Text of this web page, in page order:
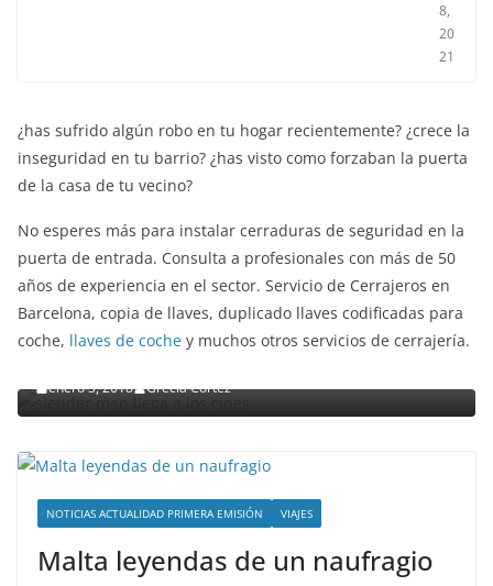
8,
20
21
¿has sufrido algún robo en tu hogar recientemente? ¿crece la
inseguridad en tu barrio? ¿has visto como forzaban la puerta
de la casa de tu vecino?
No esperes más para instalar cerraduras de seguridad en la
puerta de entrada. Consulta a profesionales con más de 50
años de experiencia en el sector. Servicio de Cerrajeros en
Barcelona, copia de llaves, duplicado llaves codificadas para
coche, llaves de coche y muchos otros servicios de cerrajería.
ENTRETENIMIENTO Y CURIOSIDADES LIBROS CINE Y TV
Slender Man llega al cine y te mostramos todos los
detalles
enero 3, 2018 Grecia Cortez
NOTICIAS ACTUALIDAD PRIMERA EMISIÓN VIAJES
Malta leyendas de un naufragio